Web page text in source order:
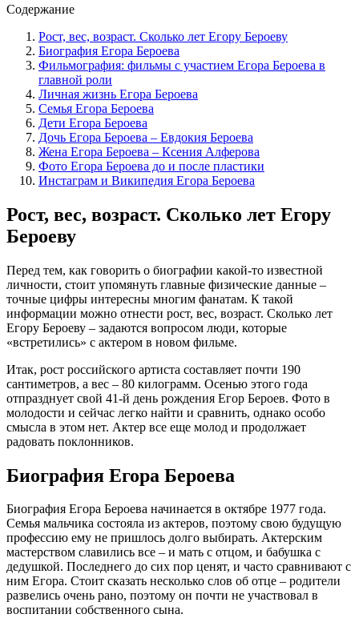
Содержание
Рост, вес, возраст. Сколько лет Егору Бероеву
Биография Егора Бероева
Фильмография: фильмы с участием Егора Бероева в
главной роли
Личная жизнь Егора Бероева
Семья Егора Бероева
Дети Егора Бероева
Дочь Егора Бероева – Евдокия Бероева
Жена Егора Бероева – Ксения Алферова
Фото Егора Бероева до и после пластики
Инстаграм и Википедия Егора Бероева
Рост, вес, возраст. Сколько лет Егору
Бероеву
Перед тем, как говорить о биографии какой-то известной
личности, стоит упомянуть главные физические данные –
точные цифры интересны многим фанатам. К такой
информации можно отнести рост, вес, возраст. Сколько лет
Егору Бероеву – задаются вопросом люди, которые
«встретились» с актером в новом фильме.
Итак, рост российского артиста составляет почти 190
сантиметров, а вес – 80 килограмм. Осенью этого года
отпразднует свой 41-й день рождения Егор Бероев. Фото в
молодости и сейчас легко найти и сравнить, однако особо
смысла в этом нет. Актер все еще молод и продолжает
радовать поклонников.
Биография Егора Бероева
Биография Егора Бероева начинается в октябре 1977 года.
Семья мальчика состояла из актеров, поэтому свою будущую
профессию ему не пришлось долго выбирать. Актерским
мастерством славились все – и мать с отцом, и бабушка с
дедушкой. Последнего до сих пор ценят, и часто сравнивают с
ним Егора. Стоит сказать несколько слов об отце – родители
развелись очень рано, поэтому он почти не участвовал в
воспитании собственного сына.